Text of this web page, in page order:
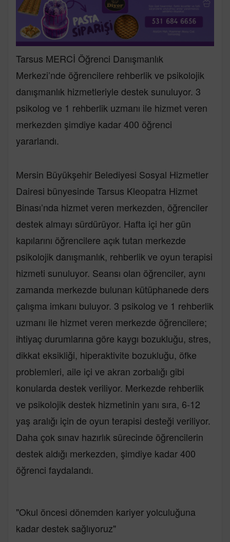
Tarsus MERCİ Öğrenci Danışmanlık
Merkezi’nde öğrencilere rehberlik ve psikolojik
danışmanlık hizmetleriyle destek sunuluyor. 3
psikolog ve 1 rehberlik uzmanı ile hizmet veren
merkezden şimdiye kadar 400 öğrenci
yararlandı.
Mersin Büyükşehir Belediyesi Sosyal Hizmetler
Dairesi bünyesinde Tarsus Kleopatra Hizmet
Binası’nda hizmet veren merkezden, öğrenciler
destek almayı sürdürüyor. Hafta içi her gün
kapılarını öğrencilere açık tutan merkezde
psikolojik danışmanlık, rehberlik ve oyun terapisi
hizmeti sunuluyor. Seansı olan öğrenciler, aynı
zamanda merkezde bulunan kütüphanede ders
çalışma imkanı buluyor. 3 psikolog ve 1 rehberlik
uzmanı ile hizmet veren merkezde öğrencilere;
ihtiyaç durumlarına göre kaygı bozukluğu, stres,
dikkat eksikliği, hiperaktivite bozukluğu, öfke
problemleri, aile içi ve akran zorbalığı gibi
konularda destek veriliyor. Merkezde rehberlik
ve psikolojik destek hizmetinin yanı sıra, 6-12
yaş aralığı için de oyun terapisi desteği veriliyor.
Daha çok sınav hazırlık sürecinde öğrencilerin
destek aldığı merkezden, şimdiye kadar 400
öğrenci faydalandı.
"Okul öncesi dönemden kariyer yolculuğuna
kadar destek sağlıyoruz"